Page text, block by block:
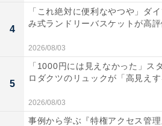
音を楽しみたい人や、有線なら
たい人には、おすすめの商品とい
4
「これ絶対に便利なやつや」ダ
み式ランドリーバスケットが高評
2026/08/03
5
「1000円には見えなかった」ス
ロダクツのリュックが「高見えす
2026/08/03
事例から学ぶ『特権アクセス管理